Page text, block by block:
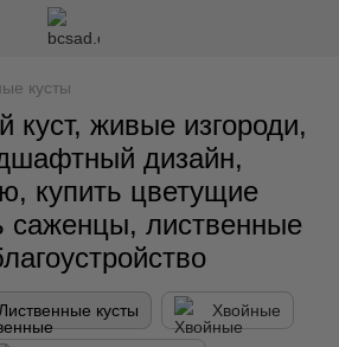
кусты
куст, живые изгороди,
дизайн,
купить цветущие
саженцы, лиственные
Лиственные кусты Хвойные